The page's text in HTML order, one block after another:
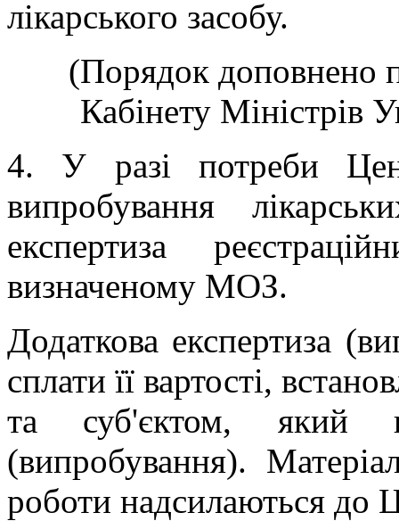
лікарського засобу.
(Порядок доповнено
Кабінету Міністрів
4. У разі потреби
випробування
експертиза
визначеному МОЗ.
Додаткова експертиза
сплати її вартості,
та суб'єктом, який
(випробування).
роботи надсилаються до